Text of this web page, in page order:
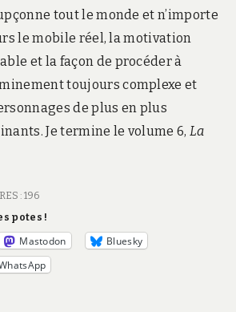
tout le monde et n’importe
le mobile réel, la motivation
et la façon de procéder à
toujours complexe et
de plus en plus
Je termine le volume 6, La
: 196
potes !
Mastodon
Bluesky